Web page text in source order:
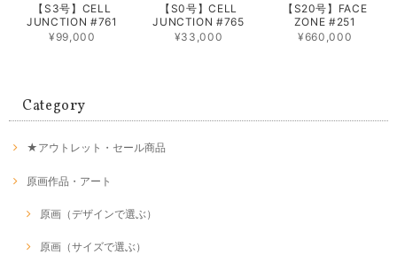
【S3号】CELL
JUNCTION #761
¥99,000
【S0号】CELL
JUNCTION #765
¥33,000
【S20号】FACE
ZONE #251
¥660,000
Category
★アウトレット・セール商品
原画作品・アート
原画（デザインで選ぶ）
原画（サイズで選ぶ）